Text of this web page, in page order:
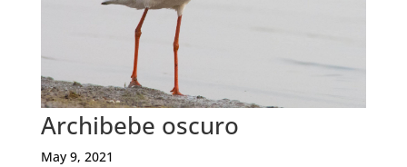
Archibebe oscuro
May 9, 2021